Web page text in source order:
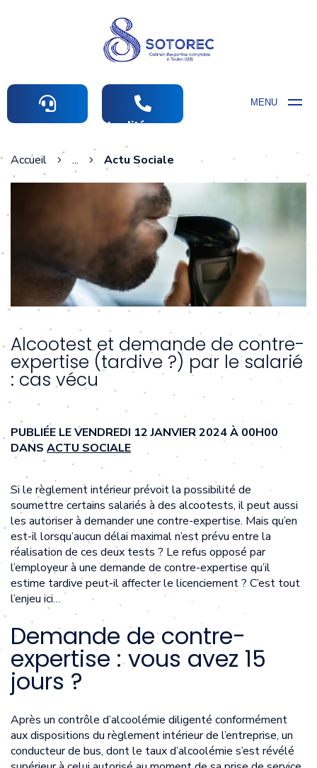
MENU
Actualités comptables
Accueil ... Actu Sociale
Alcootest et demande de contre-
expertise (tardive ?) par le salarié
: cas vécu
PUBLIÉE LE VENDREDI 12 JANVIER 2024 À 00H00
DANS ACTU SOCIALE
Si le règlement intérieur prévoit la possibilité de
soumettre certains salariés à des alcootests, il peut aussi
les autoriser à demander une contre-expertise. Mais qu’en
est-il lorsqu’aucun délai maximal n’est prévu entre la
réalisation de ces deux tests ? Le refus opposé par
l’employeur à une demande de contre-expertise qu’il
estime tardive peut-il affecter le licenciement ? C’est tout
l’enjeu ici…
Demande de contre-
expertise : vous avez 15
jours ?
Après un contrôle d’alcoolémie diligenté conformément
aux dispositions du règlement intérieur de l’entreprise, un
conducteur de bus, dont le taux d’alcoolémie s’est révélé